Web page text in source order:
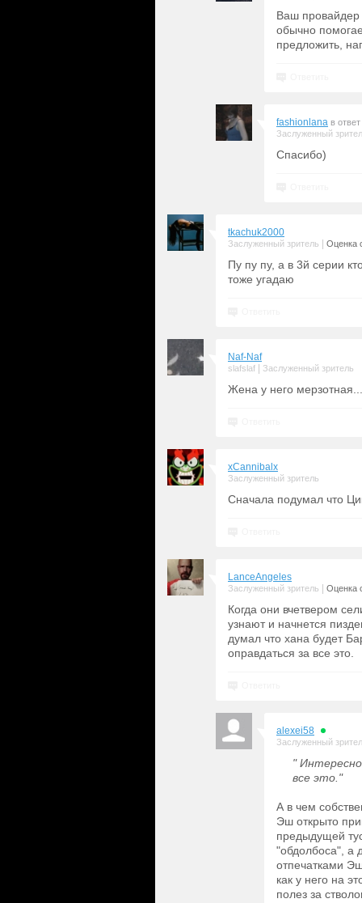
Ваш провайдер
обычно
предложить,
fashionlana в
Заслуженный
Спасибо)
tkachuk2000
Заслуженный зритель Оценка
Пу пу пу, а в 3й серии
тоже угадаю
Naf-Naf
slafslaf Заслуженный зритель
Жена у него
xCannibalx
Заслуженный зритель
Сначала подумал что
LanceAngeles
Заслуженный зритель Оценка
Когда они вчетвером
узнают и начнется
думал что хана будет
оправдаться за все это.
alexei58
Заслуженный
"
все это."
А в чем
Эш открыто
предыдущей
"обдолбоса", а
отпечатками
как у него на
полез за